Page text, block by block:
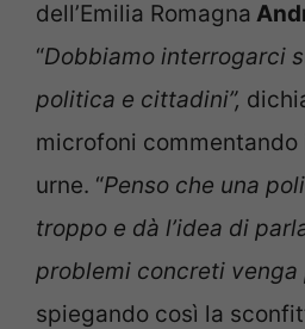
dell’Emilia Romagna
“Dobbiamo interrogarci
politica e cittadini”,
microfoni
urne. “Penso che una
troppo e dà l’idea di
problemi concreti venga
spiegando così la